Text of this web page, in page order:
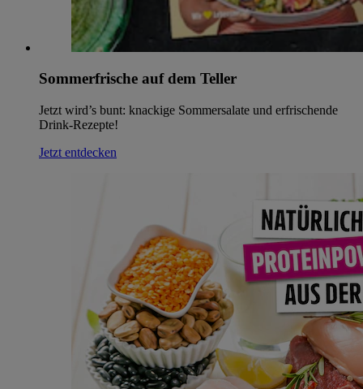
Sommerfrische auf dem Teller
Jetzt wird’s bunt: knackige Sommersalate und erfrischende
Drink-Rezepte!
Jetzt entdecken